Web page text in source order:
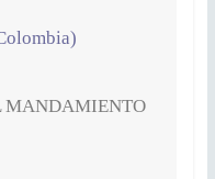
MANDAMIENTO